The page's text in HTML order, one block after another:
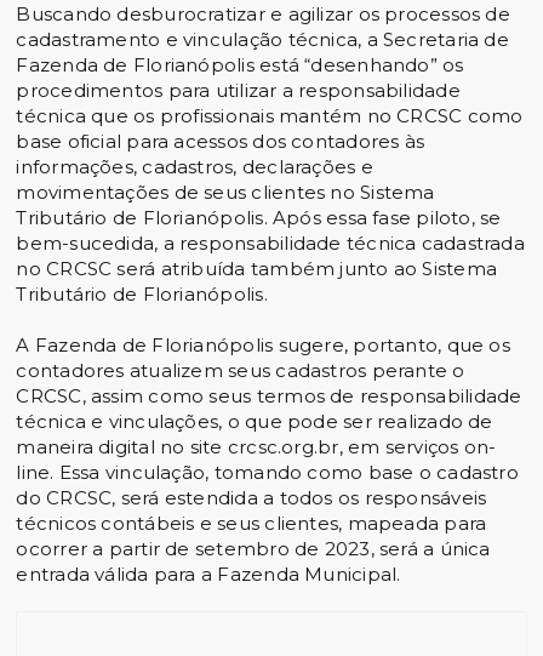
Buscando desburocratizar e agilizar os processos de
cadastramento e vinculação técnica, a Secretaria de
Fazenda de Florianópolis está “desenhando” os
procedimentos para utilizar a responsabilidade
técnica que os profissionais mantém no CRCSC como
base oficial para acessos dos contadores às
informações, cadastros, declarações e
movimentações de seus clientes no Sistema
Tributário de Florianópolis. Após essa fase piloto, se
bem-sucedida, a responsabilidade técnica cadastrada
no CRCSC será atribuída também junto ao Sistema
Tributário de Florianópolis.
A Fazenda de Florianópolis sugere, portanto, que os
contadores atualizem seus cadastros perante o
CRCSC, assim como seus termos de responsabilidade
técnica e vinculações, o que pode ser realizado de
maneira digital no site crcsc.org.br, em serviços on-
line. Essa vinculação, tomando como base o cadastro
do CRCSC, será estendida a todos os responsáveis
técnicos contábeis e seus clientes, mapeada para
ocorrer a partir de setembro de 2023, será a única
entrada válida para a Fazenda Municipal.